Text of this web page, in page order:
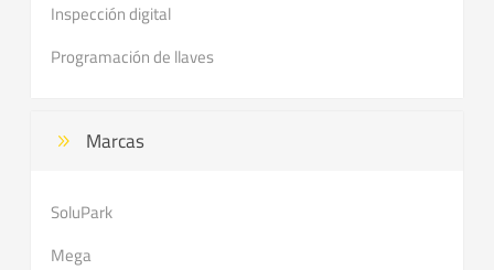
Inspección digital
Programación de llaves
Marcas
SoluPark
Mega